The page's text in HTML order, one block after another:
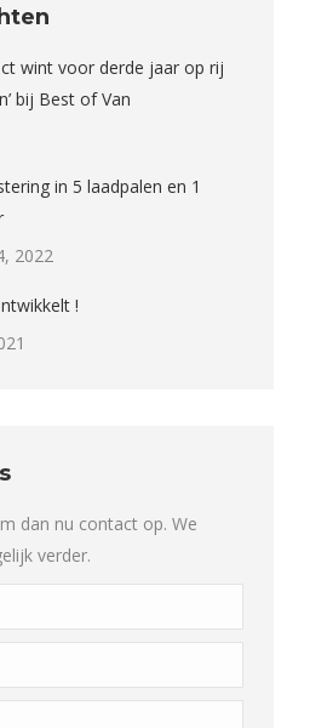
wint voor derde jaar op rij
bij Best of Van
in 5 laadpalen en 1
2022
!
dan nu contact op. We
verder.